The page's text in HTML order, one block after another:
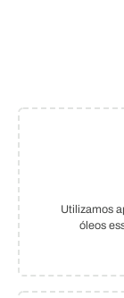
Utilizamos
óleos